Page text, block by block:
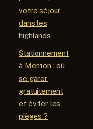
votre séjour
dans les
highlands
Stationnement
à Menton : où
se garer
gratuitement
et éviter les
pièges ?